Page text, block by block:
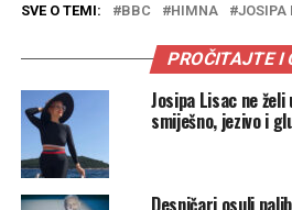
SVE O TEMI: BBC HIMNA JOSIPA
PROČITAJTE I
Josipa Lisac ne želi
smiješno, jezivo i
Desničari osuli